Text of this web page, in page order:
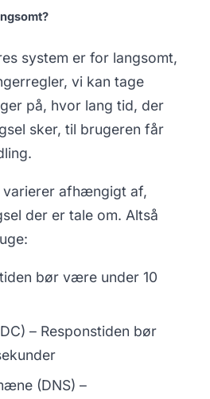
system er for langsomt,
vi kan tage
på, hvor lang tid, der
sker, til brugeren får
afhængigt af,
der er tale om. Altså
bør være under 10
– Responstiden bør
(DNS) –